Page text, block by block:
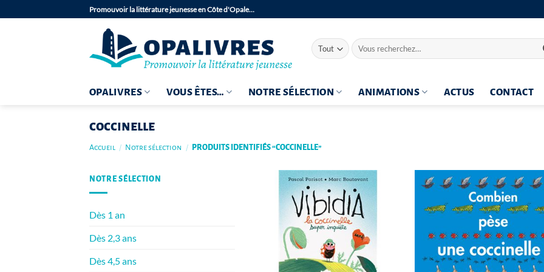
au
Promouvoir la littérature jeunesse en Côte d'Opale…
Recherche
pour :
OPALIVRES VOUS ÊTES… NOTRE SÉLECTION ANIMATIONS ACTUS CONTACT
coccinelle
Accueil / Notre sélection / PRODUITS IDENTIFIÉS “COCCINELLE”
NOTRE SÉLECTION
Dès 1 an
Dès 2,3 ans
Dès 4,5 ans